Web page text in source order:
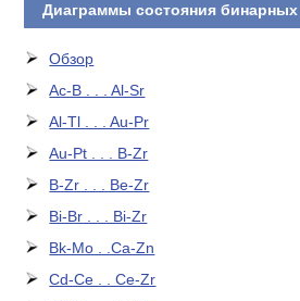
Диаграммы состояния бинарных
Обзор
Ac-B . . . Al-Sr
Al-Tl . . . Au-Pr
Au-Pt . . . B-Zr
B-Zr . . . Be-Zr
Bi-Br . . . Bi-Zr
Bk-Mo . .Ca-Zn
Cd-Ce . . Ce-Zr